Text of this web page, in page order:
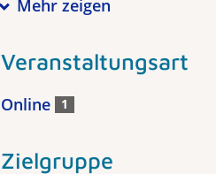
Mehr zeigen
Veranstaltungsart
Online 1
Zielgruppe